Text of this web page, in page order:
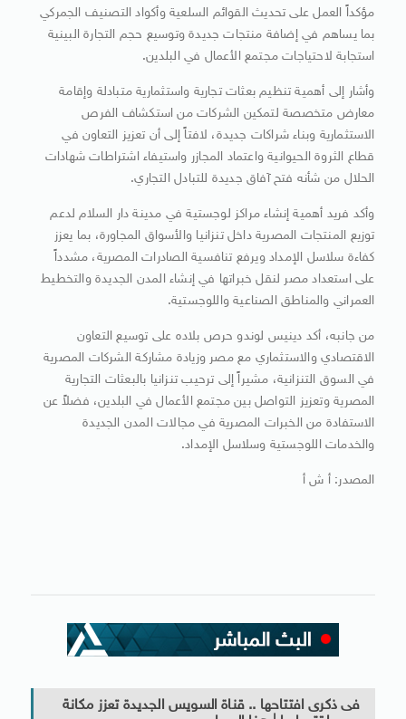
مؤكداً العمل على تحديث القوائم السلعية وأكواد التصنيف الجمركي
بما يساهم في إضافة منتجات جديدة وتوسيع حجم التجارة البينية
استجابة لاحتياجات مجتمع الأعمال في البلدين.
وأشار إلى أهمية تنظيم بعثات تجارية واستثمارية متبادلة وإقامة
معارض متخصصة لتمكين الشركات من استكشاف الفرص
الاستثمارية وبناء شراكات جديدة، لافتاً إلى أن تعزيز التعاون في
قطاع الثروة الحيوانية واعتماد المجازر واستيفاء اشتراطات شهادات
الحلال من شأنه فتح آفاق جديدة للتبادل التجاري.
وأكد فريد أهمية إنشاء مراكز لوجستية في مدينة دار السلام لدعم
توزيع المنتجات المصرية داخل تنزانيا والأسواق المجاورة، بما يعزز
كفاءة سلاسل الإمداد ويرفع تنافسية الصادرات المصرية، مشدداً
على استعداد مصر لنقل خبراتها في إنشاء المدن الجديدة والتخطيط
العمراني والمناطق الصناعية واللوجستية.
من جانبه، أكد دينيس لوندو حرص بلاده على توسيع التعاون
الاقتصادي والاستثماري مع مصر وزيادة مشاركة الشركات المصرية
في السوق التنزانية، مشيراً إلى ترحيب تنزانيا بالبعثات التجارية
المصرية وتعزيز التواصل بين مجتمع الأعمال في البلدين، فضلاً عن
الاستفادة من الخبرات المصرية في مجالات المدن الجديدة
والخدمات اللوجستية وسلاسل الإمداد.
المصدر: أ ش أ
فى ذكرى افتتاحها .. قناة السويس الجديدة تعزز مكانة